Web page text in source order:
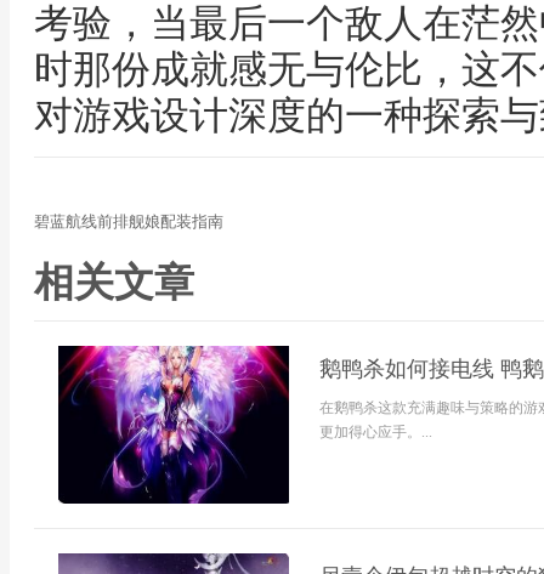
考验，当最后一个敌人在茫
时那份成就感无与伦比，这
对游戏设计深度的一种探索
碧蓝航线前排舰娘配装指南
相关文章
鹅鸭杀如何接电线 鸭
在鹅鸭杀这款充满趣味与策略的
更加得心应手。...